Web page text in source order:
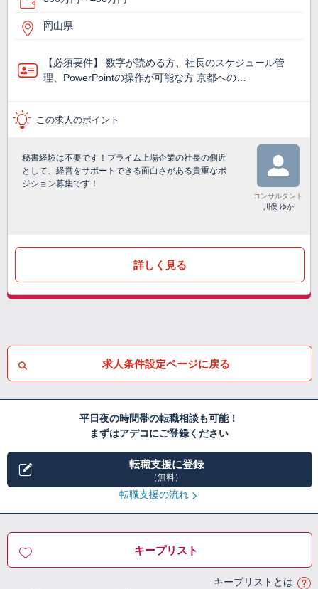
岡山県
【必須要件】 数字が読める方、社長のスケジュール管
理、PowerPointの操作が可能な方 京都への…
この求人のポイント
秘書経験は不要です！プライム上場企業の社長の側近
として、経営をサポートできる面白さがある貴重なポ
ジション募集です！
コンサルタント
川俣 ゆか
詳しく見る
求人条件設定ページに戻る
平日夜の時間帯の転職相談も可能！
まずはアデコにご登録ください
転職支援に登録
（無料）
転職支援の流れ
キープリスト
キープリストとは